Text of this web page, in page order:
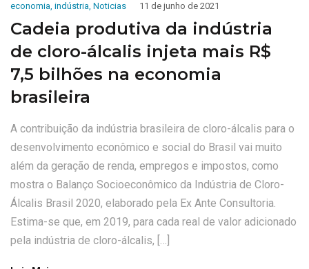
economia, indústria, Noticias 11 de junho de 2021
Cadeia produtiva da indústria
de cloro-álcalis injeta mais R$
7,5 bilhões na economia
brasileira
A contribuição da indústria brasileira de cloro-álcalis para o
desenvolvimento econômico e social do Brasil vai muito
além da geração de renda, empregos e impostos, como
mostra o Balanço Socioeconômico da Indústria de Cloro-
Álcalis Brasil 2020, elaborado pela Ex Ante Consultoria.
Estima-se que, em 2019, para cada real de valor adicionado
pela indústria de cloro-álcalis, […]